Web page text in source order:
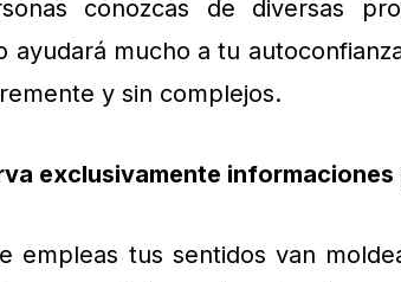
conozcas de diversas
ayudará mucho a tu
y sin complejos.
exclusivamente
empleas tus sentidos van